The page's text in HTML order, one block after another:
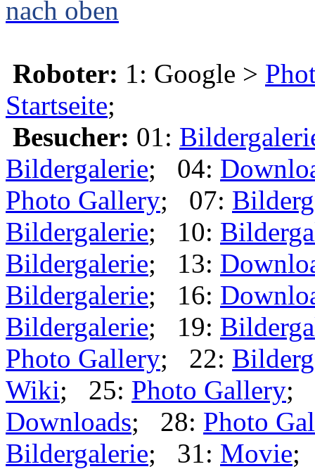
nach oben
Roboter: 1: Google >
Startseite;
Besucher: 01:
Bildergalerie; 04:
Photo Gallery; 07:
Bildergalerie; 10:
Bildergalerie; 13:
Bildergalerie; 16:
Bildergalerie; 19:
Photo Gallery; 22:
Wiki; 25: Photo Gallery;
Downloads; 28: Photo
Bildergalerie; 31: Movie;